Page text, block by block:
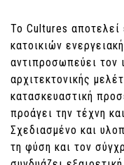
Το Cultures αποτελεί
κατοικιών
αντιπροσωπεύει τον
αρχιτεκτονικής
κατασκευαστική
προάγει την τέχνη
Σχεδιασμένο και
τη φύση και τον